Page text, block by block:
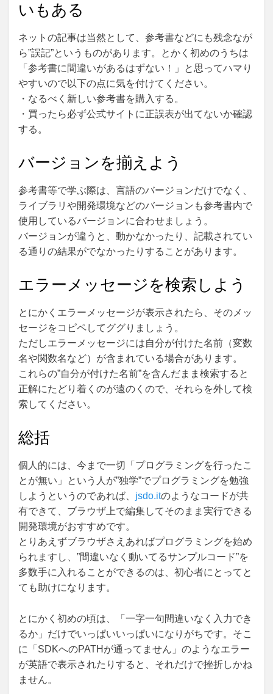
いもある
ネットの記事は当然として、参考書などにも残念なが
ら”誤記”というものがあります。とかく初めのうちは
「参考書に間違いがあるはずない！」と思ってハマり
やすいので以下の点に気を付けてください。
・なるべく新しい参考書を購入する。
・買ったら必ず公式サイトに正誤表が出てないか確認
する。
バージョンを揃えよう
参考書等で学ぶ際は、言語のバージョンだけでなく、
ライブラリや開発環境などのバージョンも参考書内で
使用しているバージョンに合わせましょう。
バージョンが違うと、動かなかったり、記載されてい
る通りの結果がでなかったりすることがあります。
エラーメッセージを検索しよう
とにかくエラーメッセージが表示されたら、そのメッ
セージをコピペしてググりましょう。
ただしエラーメッセージには自分が付けた名前（変数
名や関数名など）が含まれている場合があります。
これらの”自分が付けた名前”を含んだまま検索すると
正解にたどり着くのが遠のくので、それらを外して検
索してください。
総括
個人的には、今まで一切「プログラミングを行ったこ
とが無い」という人が”独学”でプログラミングを勉強
しようというのであれば、 jsdo.itのようなコードが共
有できて、ブラウザ上で編集してそのまま実行できる
開発環境がおすすめです。
とりあえずブラウザさえあればプログラミングを始め
られますし、”間違いなく動いてるサンプルコード”を
多数手に入れることができるのは、初心者にとってと
ても助けになります。
とにかく初めの頃は、「一字一句間違いなく入力でき
るか」だけでいっぱいいっぱいになりがちです。そこ
に「SDKへのPATHが通ってません」のようなエラー
が英語で表示されたりすると、それだけで挫折しかね
ません。